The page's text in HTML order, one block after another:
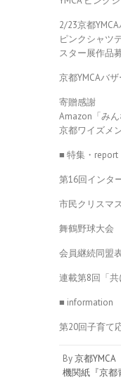
2/23京都
ピンクシャツ
スター展作品
京都YMCAバザ
寄贈感謝
Amazon「み
京都ワイズメ
■ 特集・report
第16回インタ
市民クリスマ
舞鶴野球大会
会員継続同盟
連載第8回「共
■ information
第20回子育て
By京都YMCA
機関紙『京都